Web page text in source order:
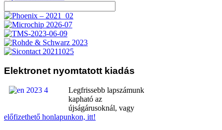
Elektronet nyomtatott kiadás
Legfrissebb lapszámunk
kapható az
újságárusoknál, vagy
előfizethető honlapunkon, itt!